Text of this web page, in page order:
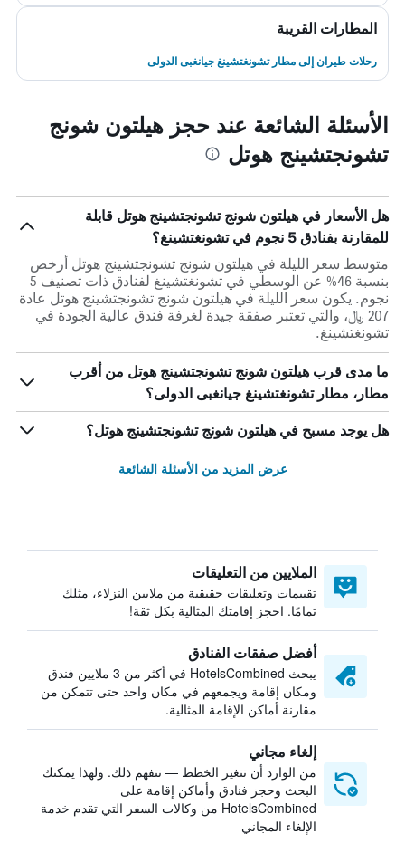
المطارات القريبة
رحلات طيران إلى مطار تشونغتشينغ جيانغبى الدولى
الأسئلة الشائعة عند حجز هيلتون شونج
تشونجتشينج هوتل
هل الأسعار في هيلتون شونج تشونجتشينج هوتل قابلة
للمقارنة بفنادق 5 نجوم في تشونغتشينغ؟
متوسط سعر الليلة في هيلتون شونج تشونجتشينج هوتل أرخص
بنسبة 46% عن الوسطي في تشونغتشينغ لفنادق ذات تصنيف 5
نجوم. يكون سعر الليلة في هيلتون شونج تشونجتشينج هوتل عادة
207 ﷼، والتي تعتبر صفقة جيدة لغرفة فندق عالية الجودة في
تشونغتشينغ.
ما مدى قرب هيلتون شونج تشونجتشينج هوتل من أقرب
مطار، مطار تشونغتشينغ جيانغبى الدولى؟
هل يوجد مسبح في هيلتون شونج تشونجتشينج هوتل؟
عرض المزيد من الأسئلة الشائعة
الملايين من التعليقات
تقييمات وتعليقات حقيقية من ملايين النزلاء، مثلك
تمامًا. احجز إقامتك المثالية بكل ثقة!
أفضل صفقات الفنادق
يبحث HotelsCombined في أكثر من 3 ملايين فندق
ومكان إقامة ويجمعهم في مكان واحد حتى تتمكن من
مقارنة أماكن الإقامة المثالية.
إلغاء مجاني
من الوارد أن تتغير الخطط — نتفهم ذلك. ولهذا يمكنك
البحث وحجز فنادق وأماكن إقامة على
HotelsCombined من وكالات السفر التي تقدم خدمة
الإلغاء المجاني